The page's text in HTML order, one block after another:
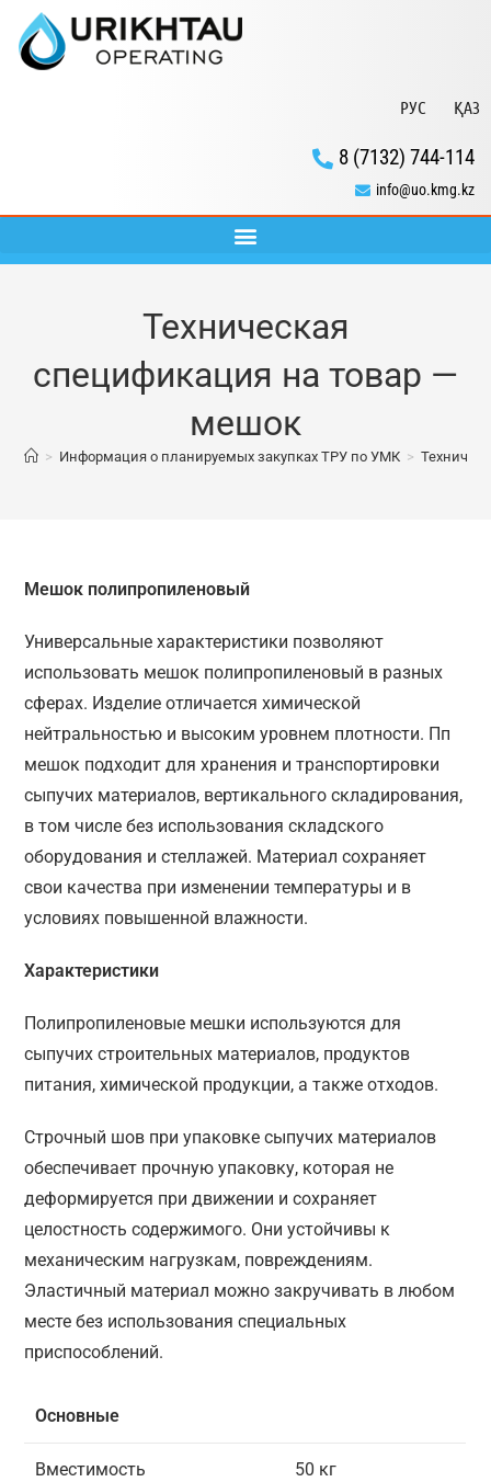
РУС ҚАЗ
8 (7132) 744-114
info@uo.kmg.kz
Техническая
спецификация на товар —
мешок
> Информация о планируемых закупках ТРУ по УМК >
Мешок полипропиленовый
Универсальные характеристики позволяют
использовать мешок полипропиленовый в разных
сферах. Изделие отличается химической
нейтральностью и высоким уровнем плотности. Пп
мешок подходит для хранения и транспортировки
сыпучих материалов, вертикального складирования,
в том числе без использования складского
оборудования и стеллажей. Материал сохраняет
свои качества при изменении температуры и в
условиях повышенной влажности.
Характеристики
Полипропиленовые мешки используются для
сыпучих строительных материалов, продуктов
питания, химической продукции, а также отходов.
Строчный шов при упаковке сыпучих материалов
обеспечивает прочную упаковку, которая не
деформируется при движении и сохраняет
целостность содержимого. Они устойчивы к
механическим нагрузкам, повреждениям.
Эластичный материал можно закручивать в любом
месте без использования специальных
приспособлений.
Основные
Вместимость 50 кг